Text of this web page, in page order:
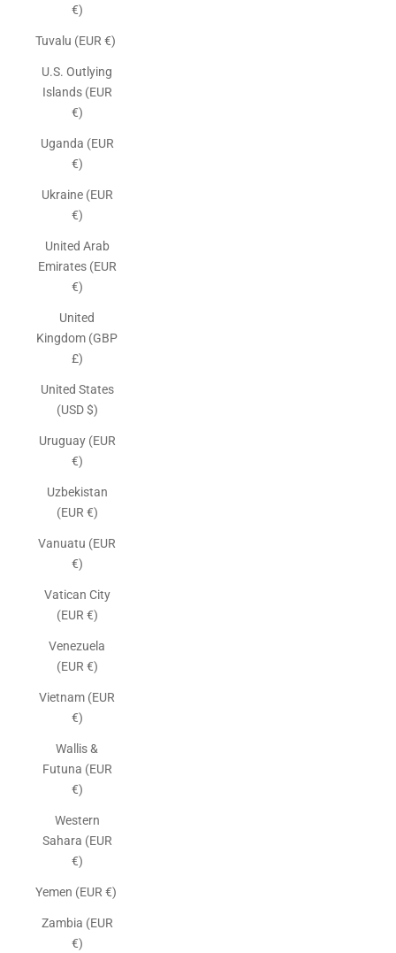
€)
Tuvalu (EUR €)
U.S. Outlying
Islands (EUR
€)
Uganda (EUR
€)
Ukraine (EUR
€)
United Arab
Emirates (EUR
€)
United
Kingdom (GBP
£)
United States
(USD $)
Uruguay (EUR
€)
Uzbekistan
(EUR €)
Vanuatu (EUR
€)
Vatican City
(EUR €)
Venezuela
(EUR €)
Vietnam (EUR
€)
Wallis &
Futuna (EUR
€)
Western
Sahara (EUR
€)
Yemen (EUR €)
Zambia (EUR
€)